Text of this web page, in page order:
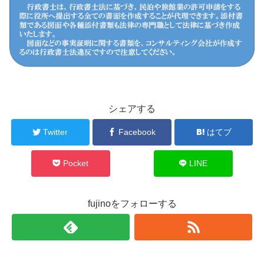
シェアする
Twitter Facebook はてブ
Pocket LINE
fujinoをフォローする